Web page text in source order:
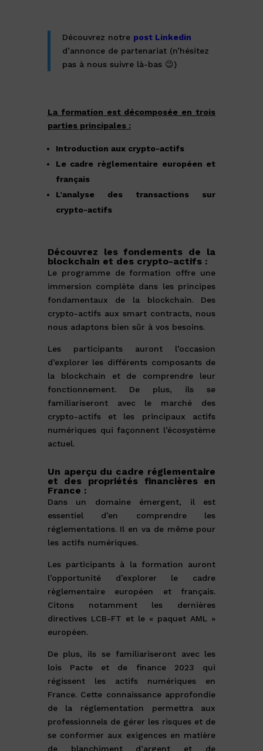
Découvrez notre post Linkedin
d’annonce de partenariat (n’hésitez
pas à nous suivre là-bas 😉)
La formation est décomposée en trois
parties principales :
Introduction aux crypto-actifs
Le cadre règlementaire européen et
français
L’analyse des transactions sur
crypto-actifs
Découvrez les fondements de la
blockchain et des crypto-actifs :
Le programme de formation offre une
immersion complète dans les principes
fondamentaux de la blockchain. Des
crypto-actifs aux smart contracts, nous
nous adaptons bien sûr à vos besoins.
Les participants auront l’occasion
d’explorer les différents composants de
la blockchain et de comprendre leur
fonctionnement. De plus, ils se
familiariseront avec le marché des
crypto-actifs et les principaux actifs
numériques qui façonnent l’écosystème
actuel.
Un aperçu du cadre réglementaire
et des propriétés financières en
France :
Dans un domaine émergent, il est
essentiel d’en comprendre les
réglementations. Il en va de même pour
les actifs numériques.
Les participants à la formation auront
l’opportunité d’explorer le cadre
règlementaire européen et français.
Citons notamment les dernières
directives LCB-FT et le « paquet AML »
européen.
De plus, ils se familiariseront avec les
lois Pacte et de finance 2023 qui
régissent les actifs numériques en
France. Cette connaissance approfondie
de la réglementation permettra aux
professionnels de gérer les risques et de
se conformer aux exigences en matière
de blanchiment d’argent et de